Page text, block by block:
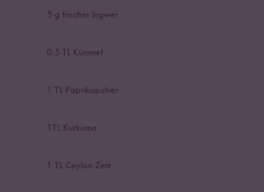
5 g frischer Ingwer
0,5 TL Kümmel
1 TL Paprikapulver
1 TL Kurkuma
1 TL Ceylon Zimt